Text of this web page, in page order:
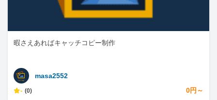
暇さえあればキャッチコピー制作
masa2552
- (0) 0円～